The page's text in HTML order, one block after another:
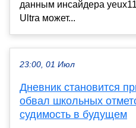
данным инсайдера
Ultra может...
23:00, 01 Июл
Дневник становится
обвал школьных
судимость в будущем